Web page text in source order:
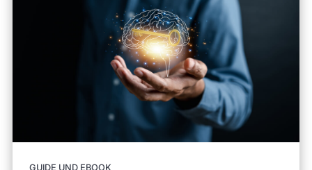
GUIDE UND EBOOK